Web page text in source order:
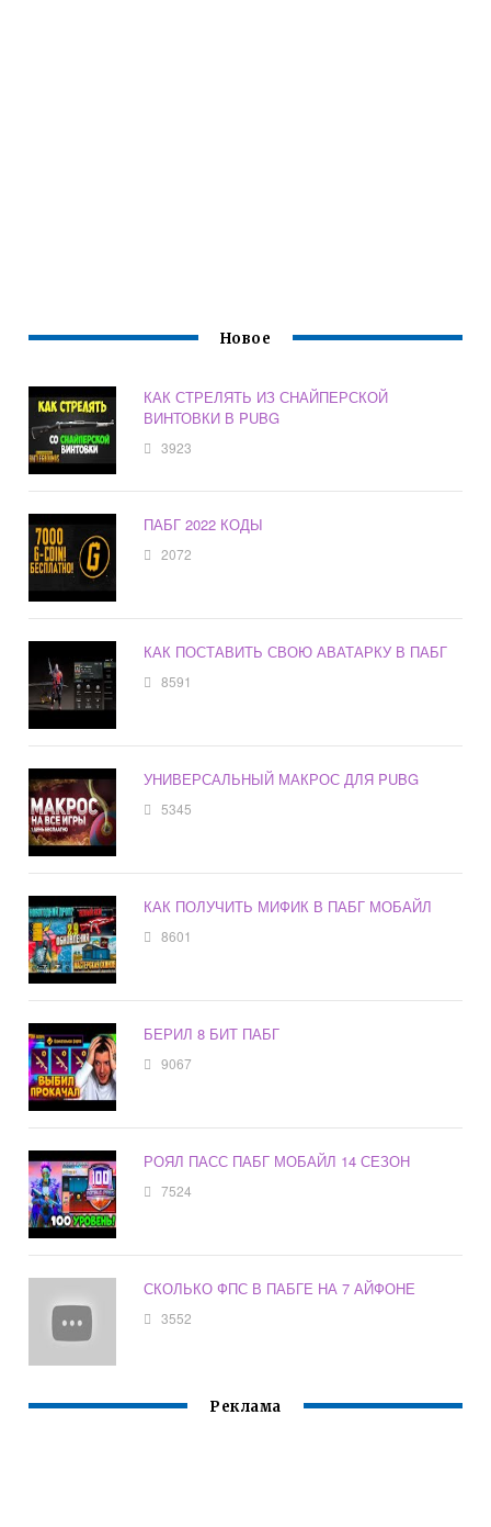
Новое
КАК СТРЕЛЯТЬ ИЗ СНАЙПЕРСКОЙ
ВИНТОВКИ В PUBG
3923
ПАБГ 2022 КОДЫ
2072
КАК ПОСТАВИТЬ СВОЮ АВАТАРКУ В ПАБГ
8591
УНИВЕРСАЛЬНЫЙ МАКРОС ДЛЯ PUBG
5345
КАК ПОЛУЧИТЬ МИФИК В ПАБГ МОБАЙЛ
8601
БЕРИЛ 8 БИТ ПАБГ
9067
РОЯЛ ПАСС ПАБГ МОБАЙЛ 14 СЕЗОН
7524
СКОЛЬКО ФПС В ПАБГЕ НА 7 АЙФОНЕ
3552
Реклама